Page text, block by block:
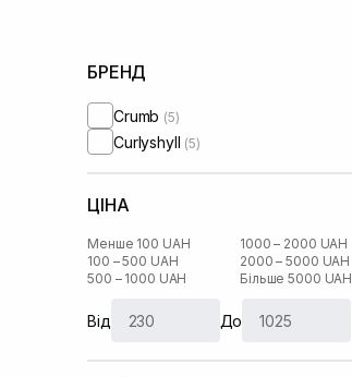
БРЕНД
Crumb (5)
Curlyshyll (5)
ЦІНА
Менше 100 UAH
100 – 500 UAH
500 – 1000 UAH
1000 – 2000 UAH
2000 – 5000 UAH
Більше 5000 UAH
Від До